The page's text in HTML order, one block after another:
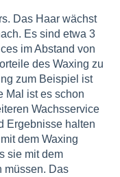
Das Haar wächst
Es sind etwa 3
im Abstand von
des Waxing zu
zum Beispiel ist
Mal ist es schon
Wachsservice
Ergebnisse halten
dem Waxing
sie mit dem
müssen. Das